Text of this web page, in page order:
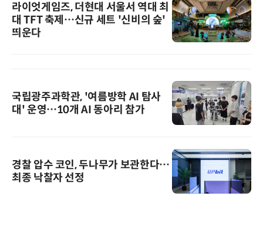
라이엇게임즈, 더현대 서울서 역대 최
대 TFT 축제…신규 세트 '신비의 숲'
띄운다
국립광주과학관, '여름방학 AI 탐사
대' 운영…10개 AI 동아리 참가
경찰 압수 코인, 두나무가 보관한다…
최종 낙찰자 선정